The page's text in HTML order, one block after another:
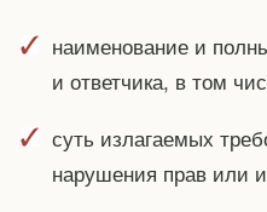
наименование и
и ответчика, в том
суть излагаемых
нарушения прав или